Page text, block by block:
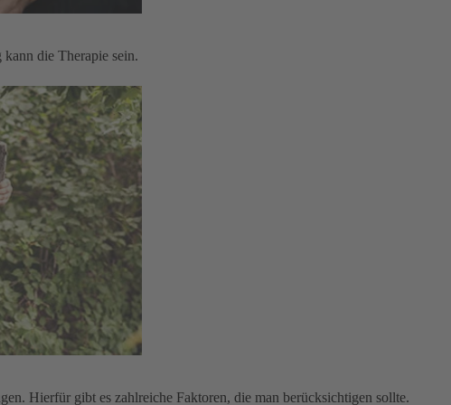
die Therapie sein.
Hierfür gibt es zahlreiche Faktoren, die man berücksichtigen sollte.